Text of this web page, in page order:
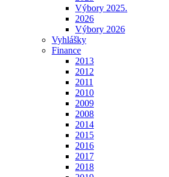
Výbory 2025.
2026
Výbory 2026
Vyhlášky
Finance
2013
2012
2011
2010
2009
2008
2014
2015
2016
2017
2018